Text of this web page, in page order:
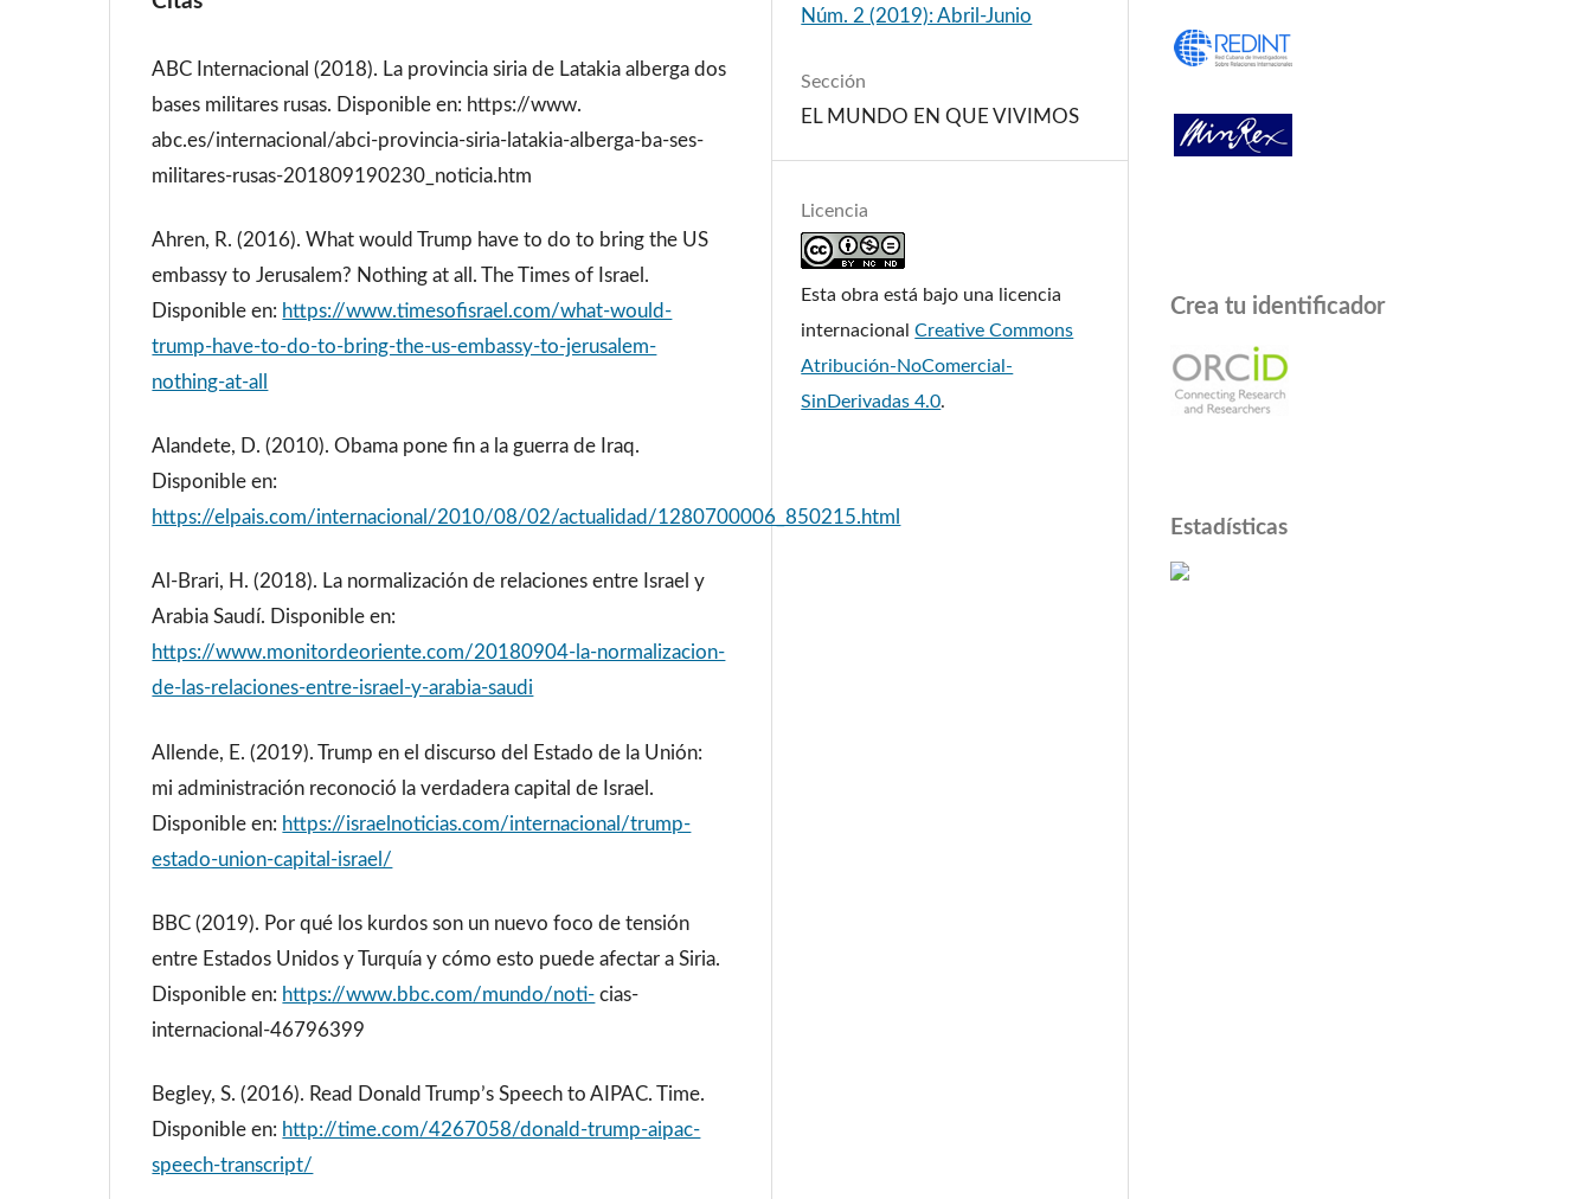
ABC Internacional (2018). La provincia siria de Latakia alberga dos
bases militares rusas. Disponible en: https://www.
abc.es/internacional/abci-provincia-siria-latakia-alberga-ba-ses-
militares-rusas-201809190230_noticia.htm
Ahren, R. (2016). What would Trump have to do to bring the US
embassy to Jerusalem? Nothing at all. The Times of Israel.
Disponible en: https://www.timesofisrael.com/what-would-
trump-have-to-do-to-bring-the-us-embassy-to-jerusalem-
nothing-at-all
Alandete, D. (2010). Obama pone fin a la guerra de Iraq.
Disponible en:
https://elpais.com/internacional/2010/08/02/actualidad/1280700006_850215.html
Al-Brari, H. (2018). La normalización de relaciones entre Israel y
Arabia Saudí. Disponible en:
https://www.monitordeoriente.com/20180904-la-normalizacion-
de-las-relaciones-entre-israel-y-arabia-saudi
Allende, E. (2019). Trump en el discurso del Estado de la Unión:
mi administración reconoció la verdadera capital de Israel.
Disponible en: https://israelnoticias.com/internacional/trump-
estado-union-capital-israel/
BBC (2019). Por qué los kurdos son un nuevo foco de tensión
entre Estados Unidos y Turquía y cómo esto puede afectar a Siria.
Disponible en: https://www.bbc.com/mundo/noti- cias-
internacional-46796399
Begley, S. (2016). Read Donald Trump’s Speech to AIPAC. Time.
Disponible en: http://time.com/4267058/donald-trump-aipac-
speech-transcript/
Núm. 2 (2019): Abril-Junio
Sección
EL MUNDO EN QUE VIVIMOS
Licencia
Esta obra está bajo una licencia
internacionalCreative Commons
Atribución-NoComercial-
SinDerivadas 4.0.
Crea tu identificador
Estadísticas